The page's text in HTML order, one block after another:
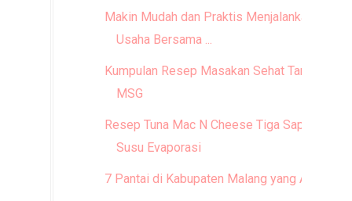
Makin Mudah dan Praktis Menjalankan
Usaha Bersama ...
Kumpulan Resep Masakan Sehat Tanpa
MSG
Resep Tuna Mac N Cheese Tiga Sapi
Susu Evaporasi
7 Pantai di Kabupaten Malang yang Asri